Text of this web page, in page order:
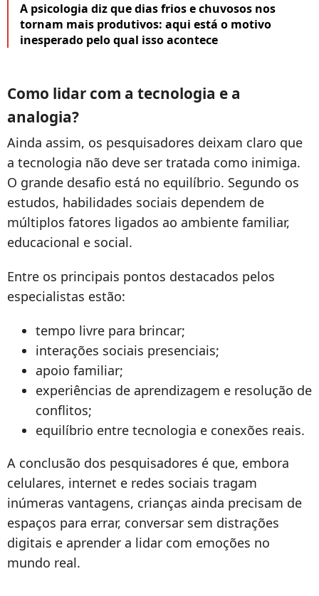
A psicologia diz que dias frios e chuvosos nos
tornam mais produtivos: aqui está o motivo
inesperado pelo qual isso acontece
Como lidar com a tecnologia e a
analogia?
Ainda assim, os pesquisadores deixam claro que
a tecnologia não deve ser tratada como inimiga.
O grande desafio está no equilíbrio. Segundo os
estudos, habilidades sociais dependem de
múltiplos fatores ligados ao ambiente familiar,
educacional e social.
Entre os principais pontos destacados pelos
especialistas estão:
tempo livre para brincar;
interações sociais presenciais;
apoio familiar;
experiências de aprendizagem e resolução de
conflitos;
equilíbrio entre tecnologia e conexões reais.
A conclusão dos pesquisadores é que, embora
celulares, internet e redes sociais tragam
inúmeras vantagens, crianças ainda precisam de
espaços para errar, conversar sem distrações
digitais e aprender a lidar com emoções no
mundo real.